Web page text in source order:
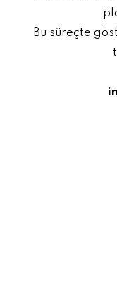
Bu süreçte